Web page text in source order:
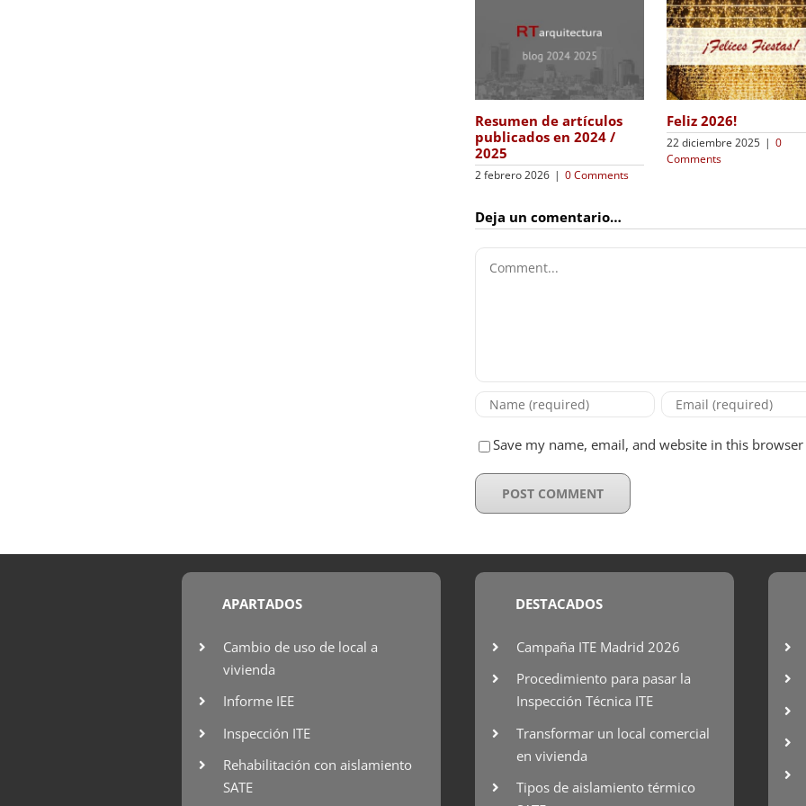
La tiranía de las apps y
el online
19 agosto 2024
Resumen de
publicados en
2023
Deja un comentario…
Comment
Save my name, email, and website in this
APARTADOS
Cambio de uso de local a
vivienda
Informe IEE
Inspección ITE
Rehabilitación con aislamiento
SATE
DESTACADOS
Campaña ITE Madrid 2026
Procedimiento para pasar la
Inspección Técnica ITE
Transformar un local comercial
en vivienda
Tipos de aislamiento térmico